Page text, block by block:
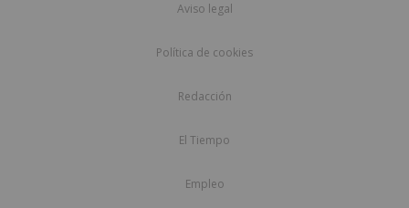
Aviso legal
Política de cookies
Redacción
El Tiempo
Empleo